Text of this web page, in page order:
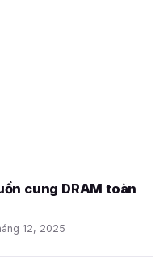
cung DRAM toàn
12, 2025